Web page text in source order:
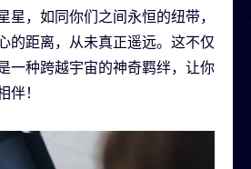
星，如同你们之间永恒的纽带，
的距离，从未真正遥远。这不仅
一种跨越宇宙的神奇羁绊，让你
伴！